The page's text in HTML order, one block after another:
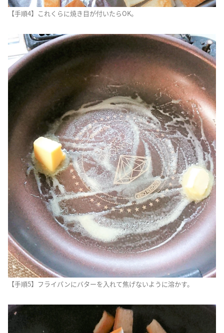
【手順4】これくらに焼き目が付いたらOK。
【手順5】フライパンにバターを入れて焦げないように溶かす。